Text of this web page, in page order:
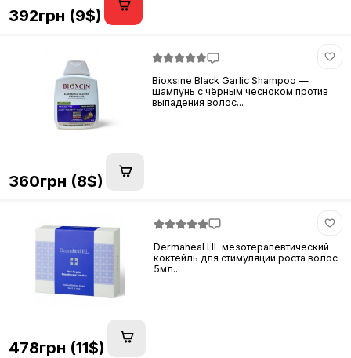
392грн (9$)
Bioxsine Black Garlic Shampoo —
шампунь с чёрным чесноком против
выпадения волос...
360грн (8$)
Dermaheal HL мезотерапевтический
коктейль для стимуляции роста волос
5мл...
478грн (11$)